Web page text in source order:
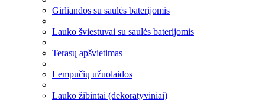
Girliandos su saulės baterijomis
Lauko šviestuvai su saulės baterijomis
Terasų apšvietimas
Lempučių užuolaidos
Lauko žibintai (dekoratyviniai)